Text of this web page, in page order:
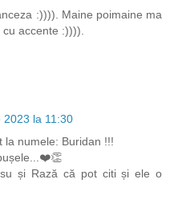
:)))). Maine poimaine ma
accente :)))).
2023 la 11:30
la numele: Buridan !!!
și Rază că pot citi și ele o